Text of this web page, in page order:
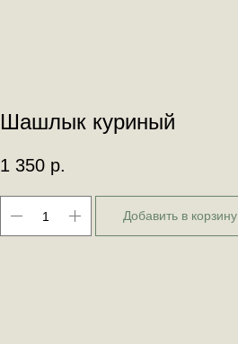
Шашлык куриный
1 350 р.
Добавить в корзину